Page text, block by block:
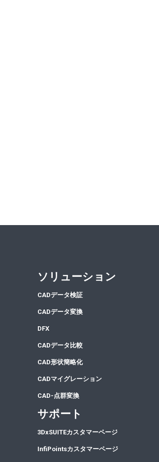
ソリューション
CADデータ検証
CADデータ変換
DFX
CADデータ比較
CAD形状簡略化
CADマイグレーション
CAD-点群変換
サポート
3DxSUITEカスタマーページ
InfiPointsカスタマーページ